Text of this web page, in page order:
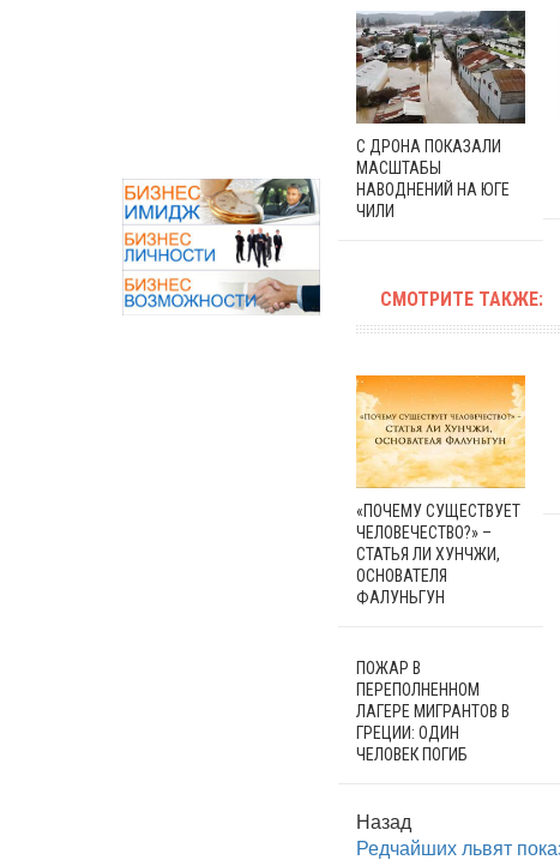
С ДРОНА ПОКАЗАЛИ
МАСШТАБЫ
НАВОДНЕНИЙ НА ЮГЕ
ЧИЛИ
СМОТРИТЕ ТАКЖЕ:
«ПОЧЕМУ СУЩЕСТВУЕТ
ЧЕЛОВЕЧЕСТВО?» –
СТАТЬЯ ЛИ ХУНЧЖИ,
ОСНОВАТЕЛЯ
ФАЛУНЬГУН
ПОЖАР В
ПЕРЕПОЛНЕННОМ
ЛАГЕРЕ МИГРАНТОВ В
ГРЕЦИИ: ОДИН
ЧЕЛОВЕК ПОГИБ
Назад
Редчайших львят